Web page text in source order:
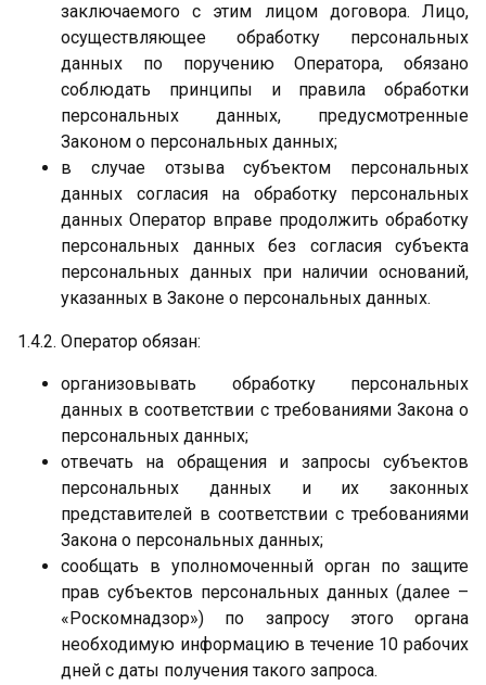
заключаемого с этим лицом договора. Лицо,
осуществляющее обработку персональных
данных по поручению Оператора, обязано
соблюдать принципы и правила обработки
персональных данных, предусмотренные
Законом о персональных данных;
в случае отзыва субъектом персональных
данных согласия на обработку персональных
данных Оператор вправе продолжить обработку
персональных данных без согласия субъекта
персональных данных при наличии оснований,
указанных в Законе о персональных данных.
1.4.2. Оператор обязан:
организовывать обработку персональных
данных в соответствии с требованиями Закона о
персональных данных;
отвечать на обращения и запросы субъектов
персональных данных и их законных
представителей в соответствии с требованиями
Закона о персональных данных;
сообщать в уполномоченный орган по защите
прав субъектов персональных данных (далее –
«Роскомнадзор») по запросу этого органа
необходимую информацию в течение 10 рабочих
дней с даты получения такого запроса.